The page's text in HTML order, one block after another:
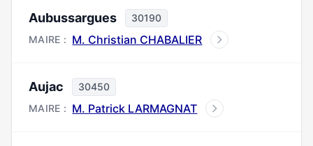
Aubussargues
30190
MAIRE : M. Christian CHABALIER
Aujac
30450
MAIRE : M. Patrick LARMAGNAT